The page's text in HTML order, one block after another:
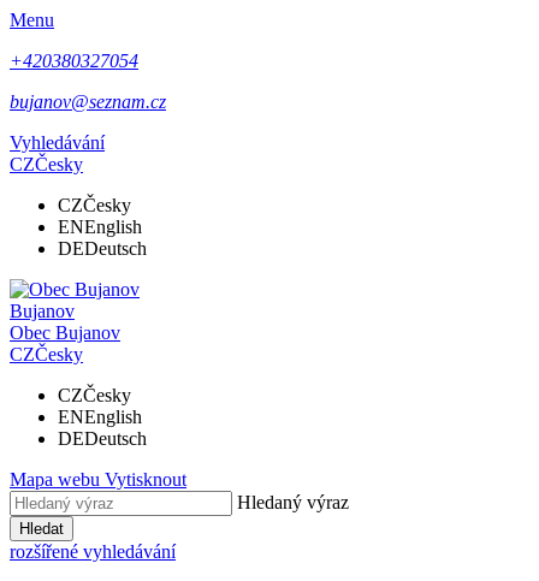
Menu
+420380327054
bujanov@seznam.cz
Vyhledávání
CZČesky
CZČesky
ENEnglish
DEDeutsch
Bujanov
Obec Bujanov
CZČesky
CZČesky
ENEnglish
DEDeutsch
Mapa webu Vytisknout
Hledaný výraz
Hledat
rozšířené vyhledávání